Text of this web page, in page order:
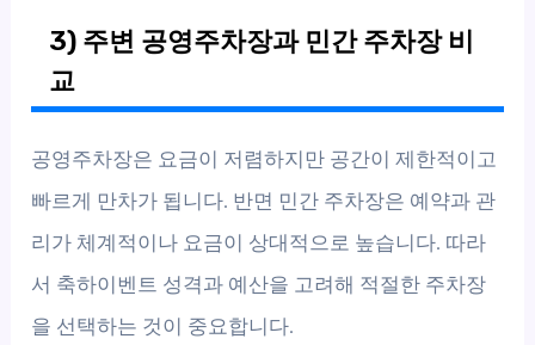
3) 주변 공영주차장과 민간 주차장 비
교
공영주차장은 요금이 저렴하지만 공간이 제한적이고
빠르게 만차가 됩니다. 반면 민간 주차장은 예약과 관
리가 체계적이나 요금이 상대적으로 높습니다. 따라
서 축하이벤트 성격과 예산을 고려해 적절한 주차장
을 선택하는 것이 중요합니다.